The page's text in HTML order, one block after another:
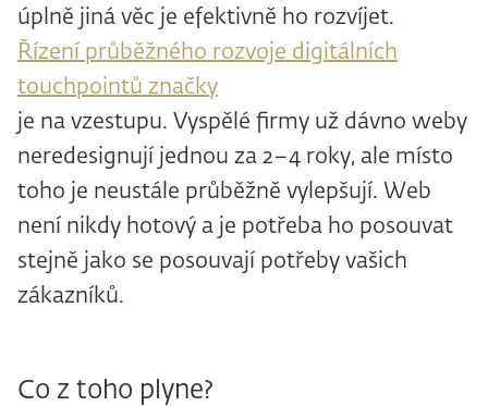
úplně jiná věc je efektivně ho rozvíjet.
Řízení průběžného rozvoje digitálních
touchpointů značky
je na vzestupu. Vyspělé firmy už dávno weby
neredesignují jednou za 2–4 roky, ale místo
toho je neustále průběžně vylepšují. Web
není nikdy hotový a je potřeba ho posouvat
stejně jako se posouvají potřeby vašich
zákazníků.
Co z toho plyne?